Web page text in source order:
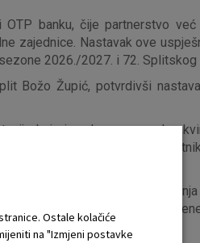
banku, čije partnerstvo
zajednice. Nastavak ove
2026./2027. i 72. Splitskog
Božo Župić, potvrdivši
koja je odavno prerasla
susreta vrhunskih
jedno od najbogatijih
ambijente Splita u
Ostale kolačiće
na "Izmjeni postavke